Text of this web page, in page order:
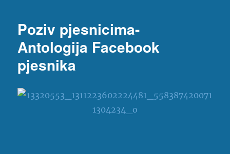
Poziv pjesnicima-
Antologija Facebook
pjesnika